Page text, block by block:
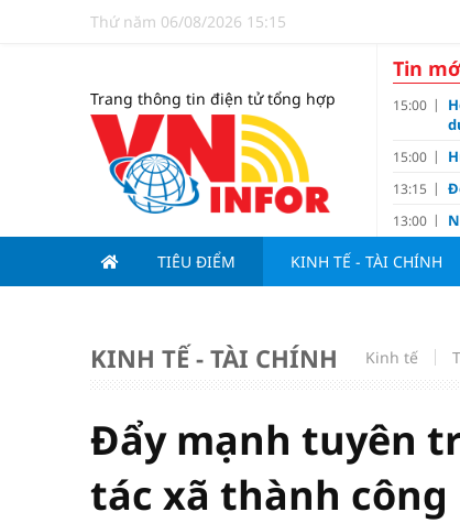
Thứ năm 06/08/2026 15:15
Trang thông tin điện tử tổng hợp
Tin
15:00
15:00
13:15
13:00
11:00
10:10
10:07
09:00
TIÊU ĐIỂM KINH TẾ - TÀI CHÍNH
KINH TẾ - TÀI CHÍNH Kinh tế
Đẩy mạnh tuyên
tác xã thành công